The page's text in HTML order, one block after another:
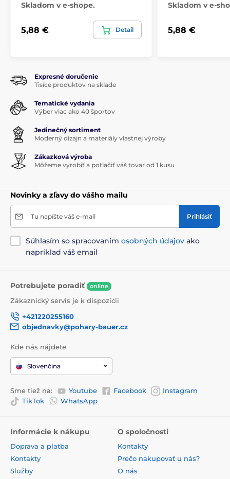
Skladom v e-shope.
5,88 € Detail
Skladom v e-
5,88 €
Expresné doručenie
Tisíce produktov na sklade
Tematické vydania
Výber viac ako 40 športov
Jedinečný sortiment
Moderný dizajn a materiály vlastnej výroby
Zákazková výroba
Môžeme vyrobiť a potlačiť váš tovar od 1 kusu
Novinky a zľavy do vášho mailu
Tu napíšte váš e-mail Prihlásiť
Súhlasím so spracovaním osobných údajov ako
napríklad váš email
Potrebujete poradiť online
Zákaznický servis je k dispozícii
+421220255160
objednavky@pohary-bauer.cz
Kde nás nájdete
Slovenčina
Sme tiež na: Youtube Facebook
Instagram
TikTok
WhatsApp
Informácie k nákupu
Doprava a platba
Kontakty
Služby
O spoločnosti
Kontakty
Prečo nakupovať u nás?
O nás